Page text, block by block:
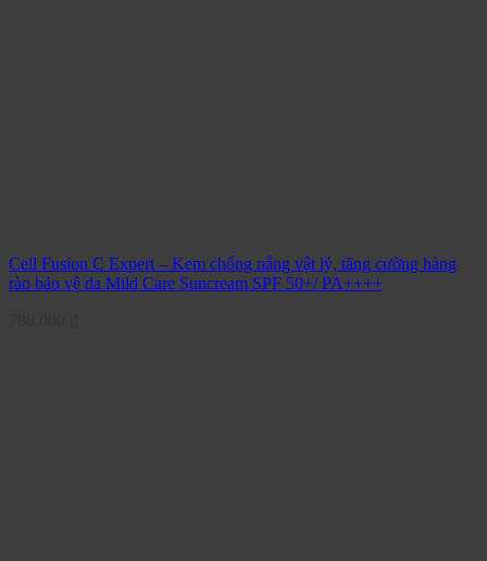
Cell Fusion C Expert – Kem chống nắng vật lý, tăng cường hàng
rào bảo vệ da Mild Care Suncream SPF 50+/ PA++++